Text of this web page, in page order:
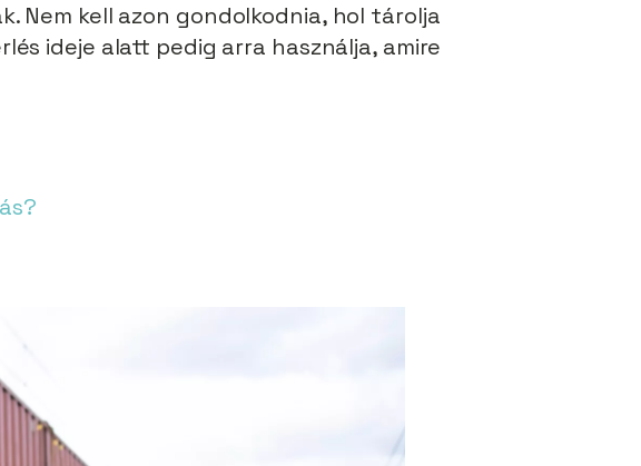
Nem kell azon gondolkodnia, hol tárolja
ideje alatt pedig arra használja, amire